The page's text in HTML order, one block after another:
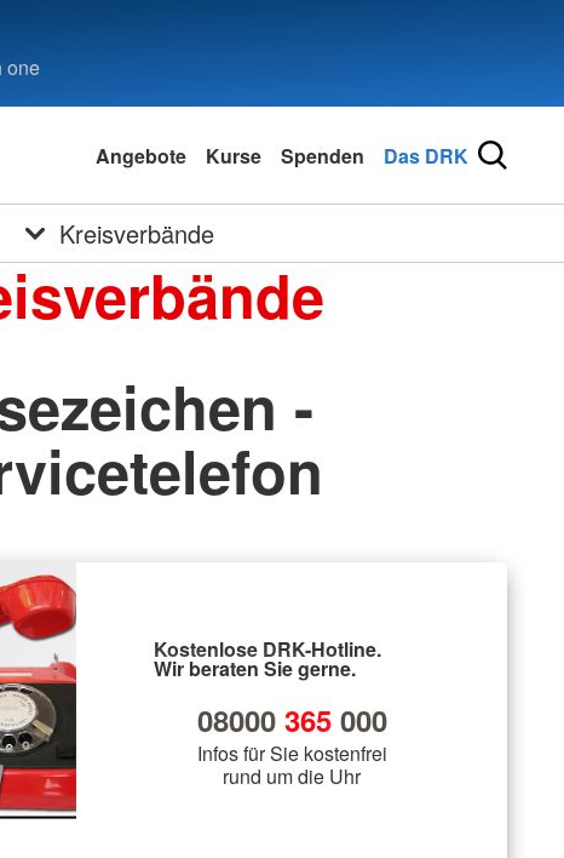
one
Angebote Kurse Spenden Das DRK
Kreisverbände
-
Kostenlose DRK-Hotline.
Wir beraten Sie gerne.
08000 365000
Infos für Sie kostenfrei
rund um die Uhr